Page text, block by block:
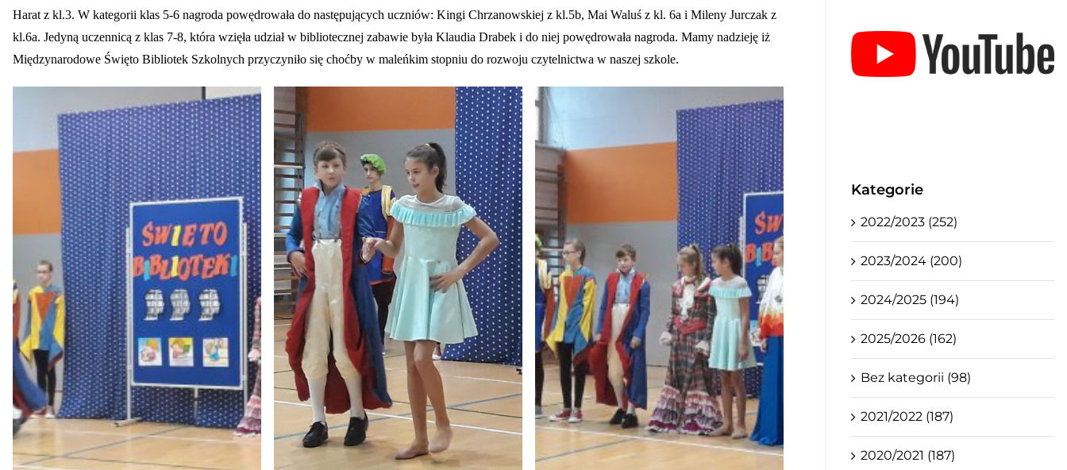
Harat z kl.3. W kategorii klas 5-6 nagroda powędrowała do następujących uczniów: Kingi Chrzanowskiej z kl.5b, Mai Waluś z kl. 6a i Mileny Jurczak z
kl.6a. Jedyną uczennicą z klas 7-8, która wzięła udział w bibliotecznej zabawie była Klaudia Drabek i do niej powędrowała nagroda. Mamy nadzieję iż
Międzynarodowe Święto Bibliotek Szkolnych przyczyniło się choćby w maleńkim stopniu do rozwoju czytelnictwa w naszej szkole.
Kategorie
2022/2023 (252)
2023/2024 (200)
2024/2025 (194)
2025/2026 (162)
Bez kategorii (98)
2021/2022 (187)
2020/2021 (187)